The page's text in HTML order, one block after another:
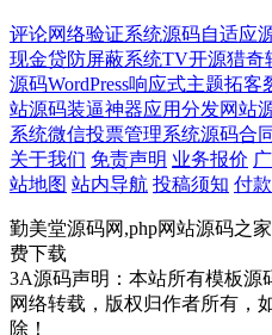
评论网络验证系统源码自适应
现金贷防屏蔽系统TV开源猎奇
源码WordPress响应式主题拓客
站源码装逼神器应用分发网站
系统微信投票管理系统源码合同
关于我们 免责声明 业务报价
站地图 站内导航 投稿须知 付
勤美堂源码网,php网站源码之
费下载
3A源码声明：本站所有模板源
网络转载，版权归作者所有，
除！